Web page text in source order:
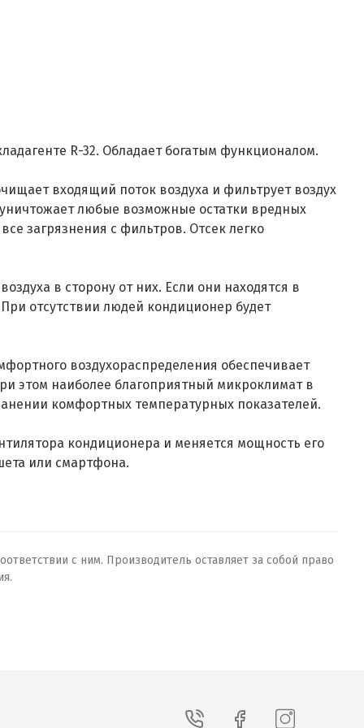
R-32. Обладает богатым функционалом.
входящий поток воздуха и фильтрует воздух
любые возможные остатки вредных
загрязнения с фильтров. Отсек легко
в сторону от них. Если они находятся в
отсутствии людей кондиционер будет
воздухораспределения обеспечивает
этом наиболее благоприятный микроклимат в
комфортных температурных показателей.
кондиционера и меняется мощность его
или смартфона.
с ним. Производитель оставляет за собой право